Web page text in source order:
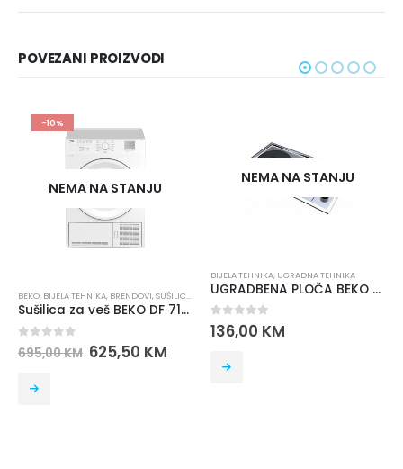
POVEZANI PROIZVODI
136,00KM
BIJELA TEHNIKA,GORENJE,VEŠ MAŠINE